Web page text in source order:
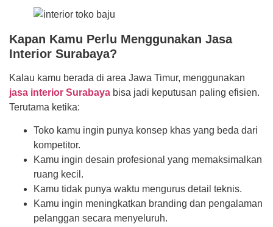
Kapan Kamu Perlu Menggunakan Jasa
Interior Surabaya?
Kalau kamu berada di area Jawa Timur, menggunakan
jasa interior Surabaya bisa jadi keputusan paling efisien.
Terutama ketika:
Toko kamu ingin punya konsep khas yang beda dari
kompetitor.
Kamu ingin desain profesional yang memaksimalkan
ruang kecil.
Kamu tidak punya waktu mengurus detail teknis.
Kamu ingin meningkatkan branding dan pengalaman
pelanggan secara menyeluruh.